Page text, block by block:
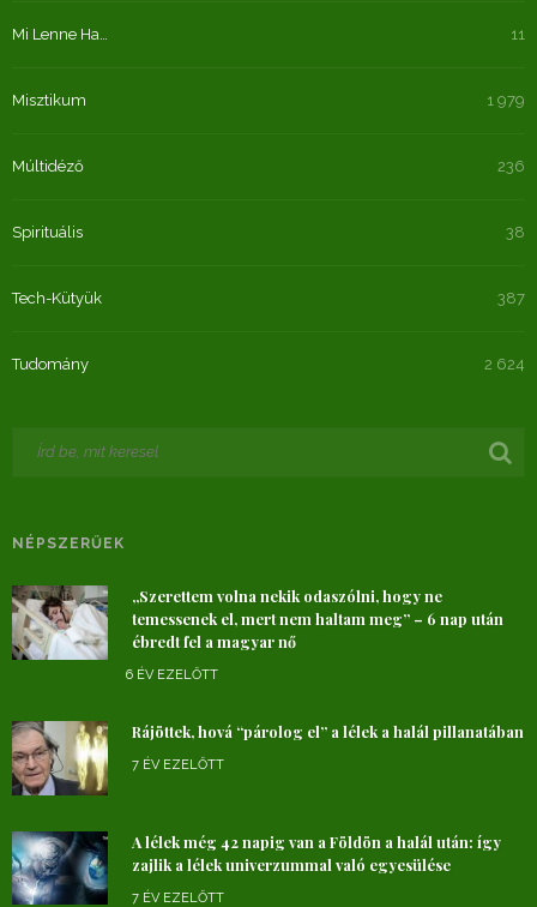
Mi Lenne Ha… 11
Misztikum 1 979
Múltidéző 236
Spirituális 38
Tech-Kütyük 387
Tudomány 2 624
NÉPSZERŰEK
„Szerettem volna nekik odaszólni, hogy ne
temessenek el, mert nem haltam meg” – 6 nap után
ébredt fel a magyar nő
6 ÉV EZELŐTT
Rájöttek, hová “párolog el” a lélek a halál pillanatában
7 ÉV EZELŐTT
A lélek még 42 napig van a Földön a halál után: így
zajlik a lélek univerzummal való egyesülése
7 ÉV EZELŐTT